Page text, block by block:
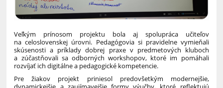
Veľkým prínosom projektu bola aj spolupráca učiteľov
na celoslovenskej úrovni. Pedagógovia si pravidelne vymieňali
skúsenosti a príklady dobrej praxe v predmetových kluboch
a zúčastňovali sa odborných workshopov, ktoré im pomáhali
rozvíjať ich digitálne a pedagogické kompetencie.
Pre žiakov projekt priniesol predovšetkým modernejšie,